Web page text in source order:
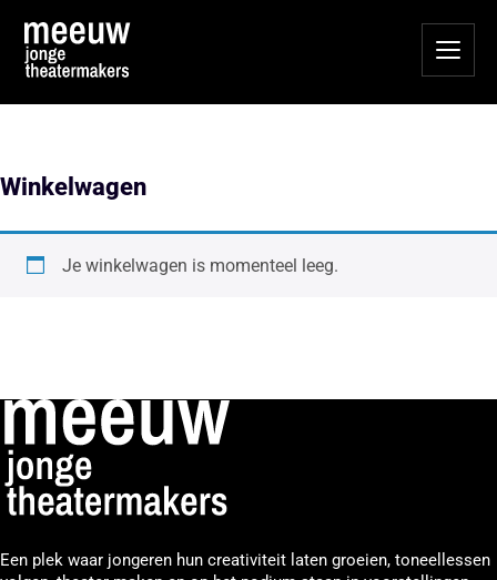
Winkelwagen
Je winkelwagen is momenteel leeg.
Een plek waar jongeren hun creativiteit laten groeien, toneellessen